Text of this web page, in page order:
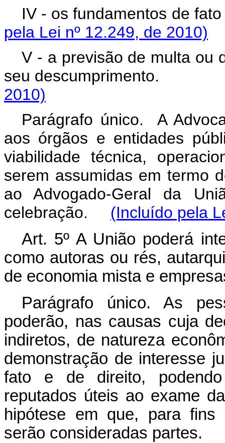
IV - os fundamentos
pela Lei nº 12.249, de 2010)
V - a previsão de multa ou
seu
2010)
Parágrafo único. A
aos órgãos e entidades
viabilidade técnica,
serem assumidas em termo
ao Advogado-Geral da
celebração. (Incluído pela
Art. 5º A União poderá
como autoras ou rés,
de economia mista e
Parágrafo único. As
poderão, nas causas cuja
indiretos, de natureza
demonstração de interesse
fato e de direito,
reputados úteis ao exame
hipótese em que, para fins
serão consideradas partes.